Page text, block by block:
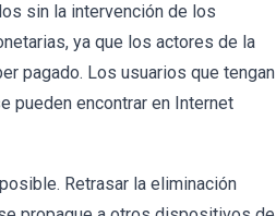
sin la intervención de los
ya que los actores de la
pagado. Los usuarios que tengan
pueden encontrar en Internet
Retrasar la eliminación